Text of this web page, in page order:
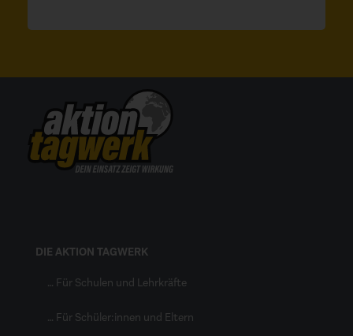
DIE AKTION TAGWERK
… Für Schulen und Lehrkräfte
… Für Schüler:innen und Eltern